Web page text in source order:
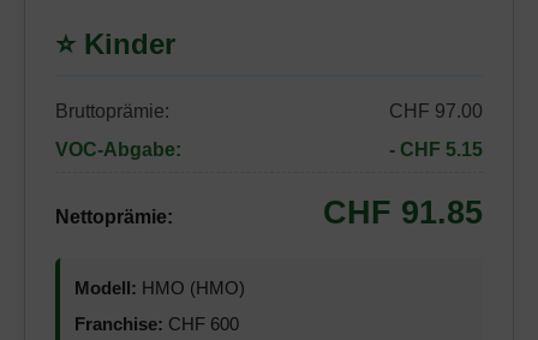
⭐ Kinder
Bruttoprämie:
CHF 97.00
VOC-Abgabe:
- CHF 5.15
Nettoprämie: CHF 91.85
Modell: HMO (HMO)
Franchise: CHF 600